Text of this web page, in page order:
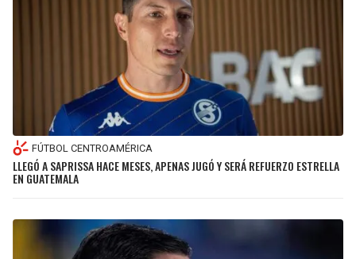
FÚTBOL CENTROAMÉRICA
LLEGÓ A SAPRISSA HACE MESES, APENAS JUGÓ Y SERÁ REFUERZO ESTRELLA
EN GUATEMALA